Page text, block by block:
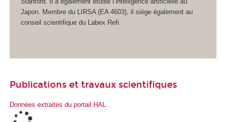
Japon. Membre du LIRSA (EA 4603), il siège également au
conseil scientifique du Labex Refi.
Publications et travaux scientifiques
Données extraites du portail HAL